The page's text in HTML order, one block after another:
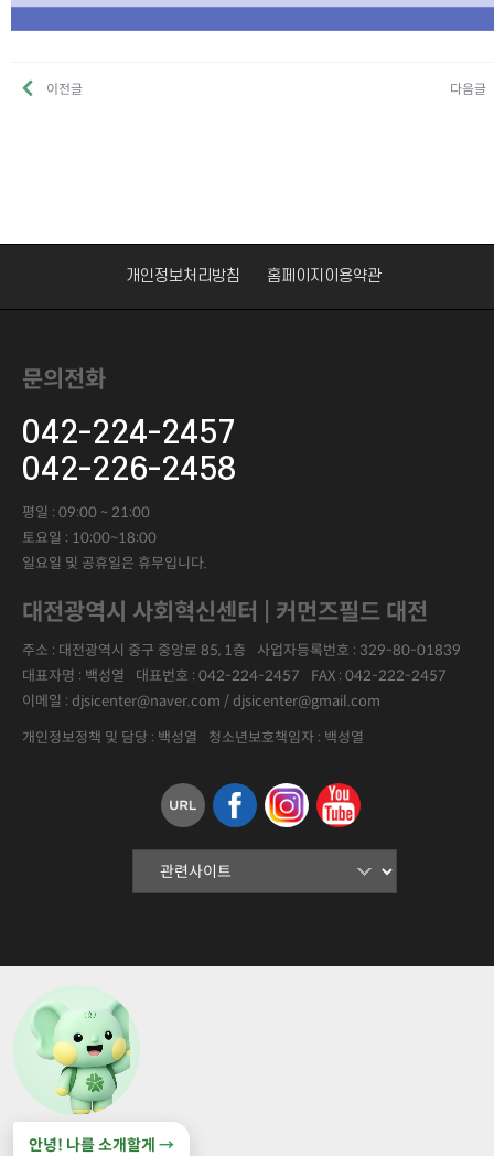
이전글 다음글
안녕! 나를 소개할게 →
개인정보처리방침 홈페이지이용약관
문의전화
042-224-2457
042-226-2458
평일 : 09:00 ~ 21:00
토요일 : 10:00~18:00
일요일 및 공휴일은 휴무입니다.
대전광역시 사회혁신센터 | 커먼즈필드 대전
주소 : 대전광역시 중구 중앙로 85, 1층 사업자등록번호 : 329-80-01839
대표자명 : 백성열 대표번호 : 042-224-2457 FAX : 042-222-2457
이메일 : djsicenter@naver.com / djsicenter@gmail.com
개인정보정책 및 담당 : 백성열
청소년보호책임자 : 백성열